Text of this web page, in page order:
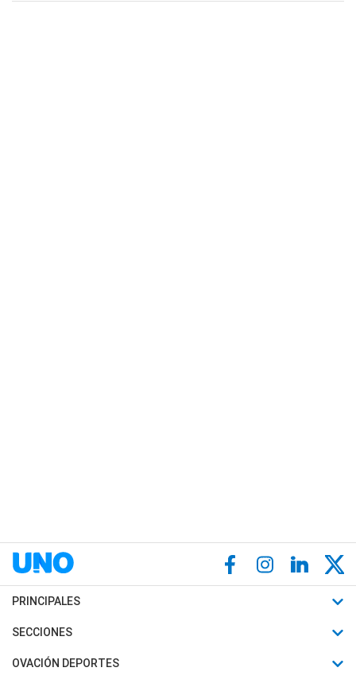
PRINCIPALES
Últimas Noticias
Política
SECCIONES
Horóscopo
OVACIÓN DEPORTES